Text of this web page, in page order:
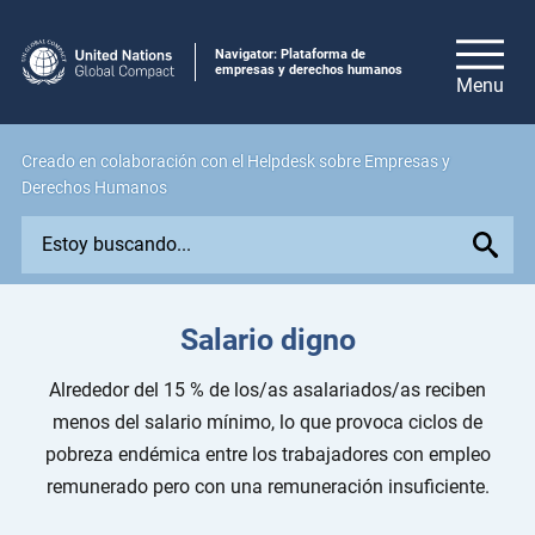
Navigator: Plataforma de
empresas y derechos humanos
Creado en colaboración con el Helpdesk sobre Empresas y
Derechos Humanos
p
Salario digno
Alrededor del 15 % de los/as asalariados/as reciben
menos del salario mínimo, lo que provoca ciclos de
pobreza endémica entre los trabajadores con empleo
remunerado pero con una remuneración insuficiente.